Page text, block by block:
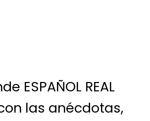
ESPAÑOL REAL
las anécdotas,